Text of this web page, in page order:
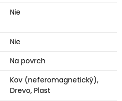
Nie
Nie
Na povrch
Kov (neferomagnetický),
Drevo, Plast